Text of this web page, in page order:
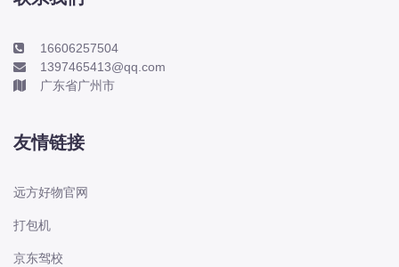
比速
C
传祺
昌河
长丰猎豹
长安
16606257504
1397465413@qq.com
广东省广州市
友情链接
远方好物官网
打包机
京东驾校